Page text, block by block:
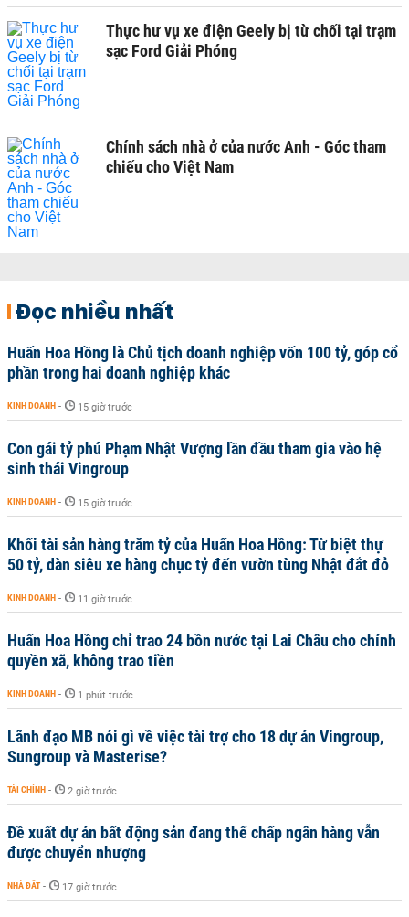
Thực hư vụ xe điện Geely bị từ chối tại trạm
sạc Ford Giải Phóng
Chính sách nhà ở của nước Anh - Góc tham
chiếu cho Việt Nam
Đọc nhiều nhất
Huấn Hoa Hồng là Chủ tịch doanh nghiệp vốn 100 tỷ, góp cổ
phần trong hai doanh nghiệp khác
KINH DOANH - 15 giờ trước
Con gái tỷ phú Phạm Nhật Vượng lần đầu tham gia vào hệ
sinh thái Vingroup
KINH DOANH - 15 giờ trước
Khối tài sản hàng trăm tỷ của Huấn Hoa Hồng: Từ biệt thự
50 tỷ, dàn siêu xe hàng chục tỷ đến vườn tùng Nhật đắt đỏ
KINH DOANH - 11 giờ trước
Huấn Hoa Hồng chỉ trao 24 bồn nước tại Lai Châu cho chính
quyền xã, không trao tiền
KINH DOANH - 1 phút trước
Lãnh đạo MB nói gì về việc tài trợ cho 18 dự án Vingroup,
Sungroup và Masterise?
TÀI CHÍNH - 2 giờ trước
Đề xuất dự án bất động sản đang thế chấp ngân hàng vẫn
được chuyển nhượng
NHÀ ĐẤT - 17 giờ trước